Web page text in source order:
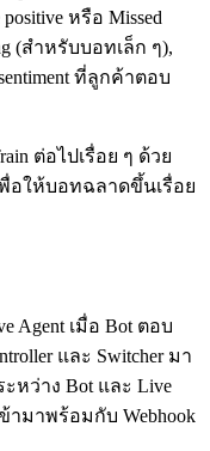
หรือ Missed
(สำหรับบอทเล็ก ๆ),
sentiment ที่ลูกค้าตอบ
ต่อไปเรื่อย ๆ ด้วย
อให้บอทฉลาดขึ้นเรื่อย
Agent เมื่อ Bot ตอบ
และ Switcher มา
หว่าง Bot และ Live
ามาพร้อมกับ Webhook